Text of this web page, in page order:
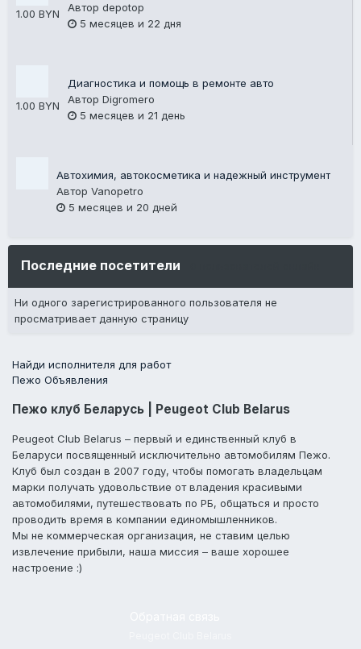
1.00 BYN
Автор depotop
5 месяцев и 22 дня
1.00 BYN
Диагностика и помощь в ремонте авто
Автор Digromero
5 месяцев и 21 день
Автохимия, автокосметика и надежный инструмент
Автор Vanopetro
5 месяцев и 20 дней
Последние посетители
Ни одного зарегистрированного пользователя не
просматривает данную страницу
Найди исполнителя для работ
Пежо Объявления
Пежо клуб Беларусь | Peugeot Club Belarus
Peugeot Club Belarus – первый и единственный клуб в
Беларуси посвященный исключительно автомобилям Пежо.
Клуб был создан в 2007 году, чтобы помогать владельцам
марки получать удовольствие от владения красивыми
автомобилями, путешествовать по РБ, общаться и просто
проводить время в компании единомышленников.
Мы не коммерческая организация, не ставим целью
извлечение прибыли, наша миссия – ваше хорошее
настроение :)